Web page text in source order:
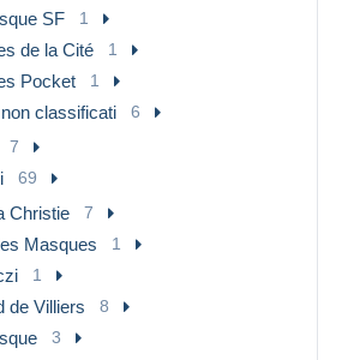
SF 1
de la Cité 1
Pocket 1
classificati 6
7
69
Christie 7
Masques 1
1
de Villiers 8
3